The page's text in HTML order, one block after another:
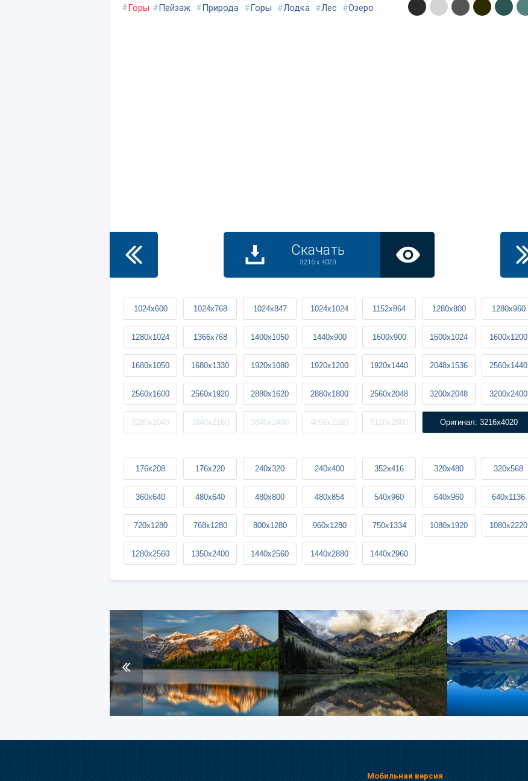
#Горы #Пейзаж #Природа #Горы #Лодка #Лес #Озеро
Скачать
3216 x 4020
1024x600 1024x768 1024x847 1024x1024 1152x864 1280x800 1280x960
1280x1024 1366x768 1400x1050 1440x900 1600x900 1600x1024 1600x1200
1680x1050 1680x1330 1920x1080 1920x1200 1920x1440 2048x1536 2560x1440
2560x1600 2560x1920 2880x1620 2880x1800 2560x2048 3200x2048 3200x2400
3280x2048 3840x2160 3840x2400 4096x2160 5120x2880 Оригинал: 3216x4020
176x208 176x220 240x320 240x400 352x416 320x480 320x568
360x640 480x640 480x800 480x854 540x960 640x960 640x1136
720x1280 768x1280 800x1280 960x1280 750x1334 1080x1920 1080x2220
1280x2560 1350x2400 1440x2560 1440x2880 1440x2960
Мобильная версия